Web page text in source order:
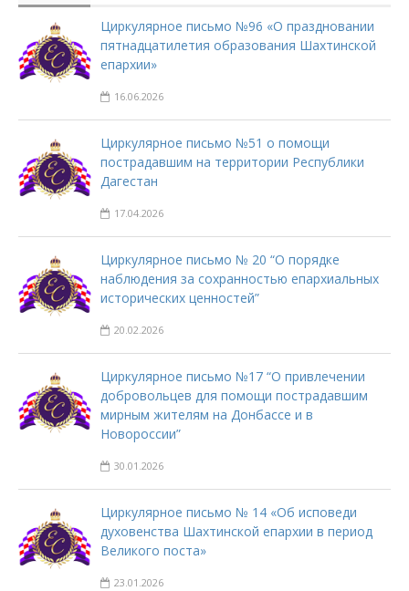
Циркулярное письмо №96 «О праздновании
пятнадцатилетия образования Шахтинской
епархии»
16.06.2026
Циркулярное письмо №51 о помощи
пострадавшим на территории Республики
Дагестан
17.04.2026
Циркулярное письмо № 20 “О порядке
наблюдения за сохранностью епархиальных
исторических ценностей”
20.02.2026
Циркулярное письмо №17 “О привлечении
добровольцев для помощи пострадавшим
мирным жителям на Донбассе и в
Новороссии”
30.01.2026
Циркулярное письмо № 14 «Об исповеди
духовенства Шахтинской епархии в период
Великого поста»
23.01.2026